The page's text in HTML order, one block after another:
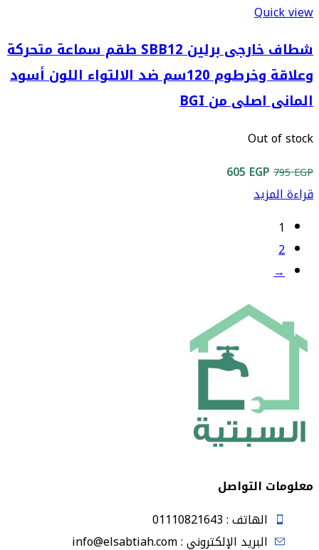
Quick view
شطاف خارجى برلين SBB12 طقم سماعة متحركة
وعلاقة وخرطوم 120سم ضد الالتواء اللون أسود
المانى اصلى من BGI
Out of stock
795EGP
السعر
الأصلي
605 EGP
قراءة المزيد
1
2
→
معلومات التواصل
الهاتف : 01110821643
البريد الإلكتروني : info@elsabtiah.com